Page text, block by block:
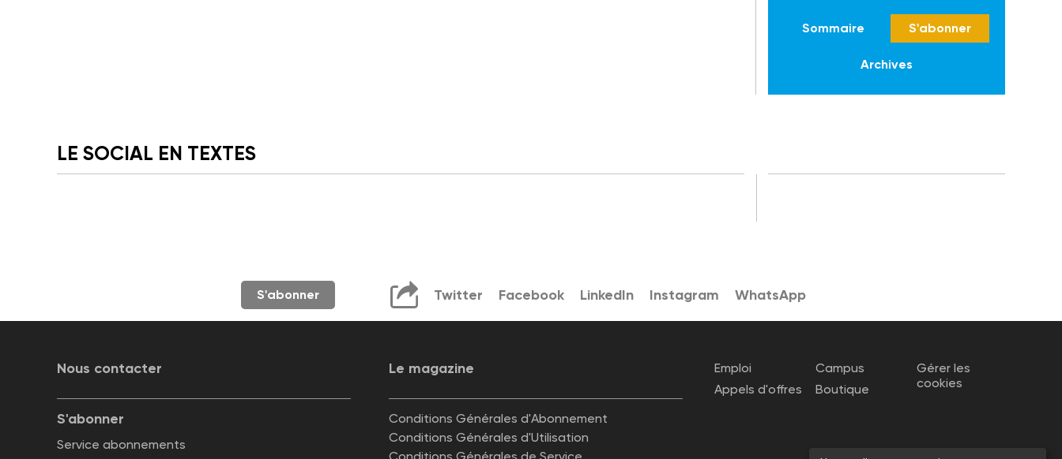
Sommaire S'abonner
Archives
LE SOCIAL EN TEXTES
S'abonner Twitter Facebook LinkedIn Instagram WhatsApp
Nous contacter Le magazine
S'abonner
Service abonnements
Conditions Générales d'Abonnement
Conditions Générales d'Utilisation
Emploi
Appels d'offres
Campus
Boutique
Gérer les
cookies